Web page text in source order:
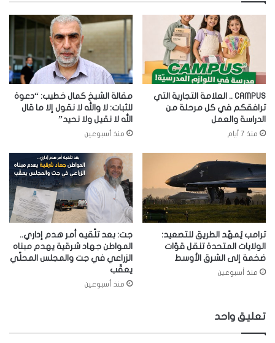
CAMPUS .. العلامة التجارية التي
ترافقكم في كل مرحلة من
الدراسة والعمل
منذ 7 أيام
مقالة الشيخ كمال خطيب: “دعوة
للثبات: لا والله لا نقول إلا ما قال
الله لا نقيل ولا نحيد”
منذ أسبوعين
ترامب يُمهّد الطريق للتصعيد:
الولايات المتحدة تنقل قوّات
ضخمة إلى الشرق الأوسط
منذ أسبوعين
جت: بعد تلّقيه أمر هدم إداري..
المواطن جهاد شرقية يهدم مبناه
الزراعي في جت والمجلس المحلّي
يعقّب
منذ أسبوعين
تعليق واحد